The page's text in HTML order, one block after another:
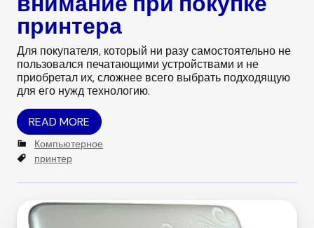
принтера
Для покупателя, который ни разу самостоятельно не
пользовался печатающими устройствами и не
приобретал их, сложнее всего выбрать подходящую
для его нужд технологию.
READ MORE
C
a
e
o
Компьютерное
T
g
принтер